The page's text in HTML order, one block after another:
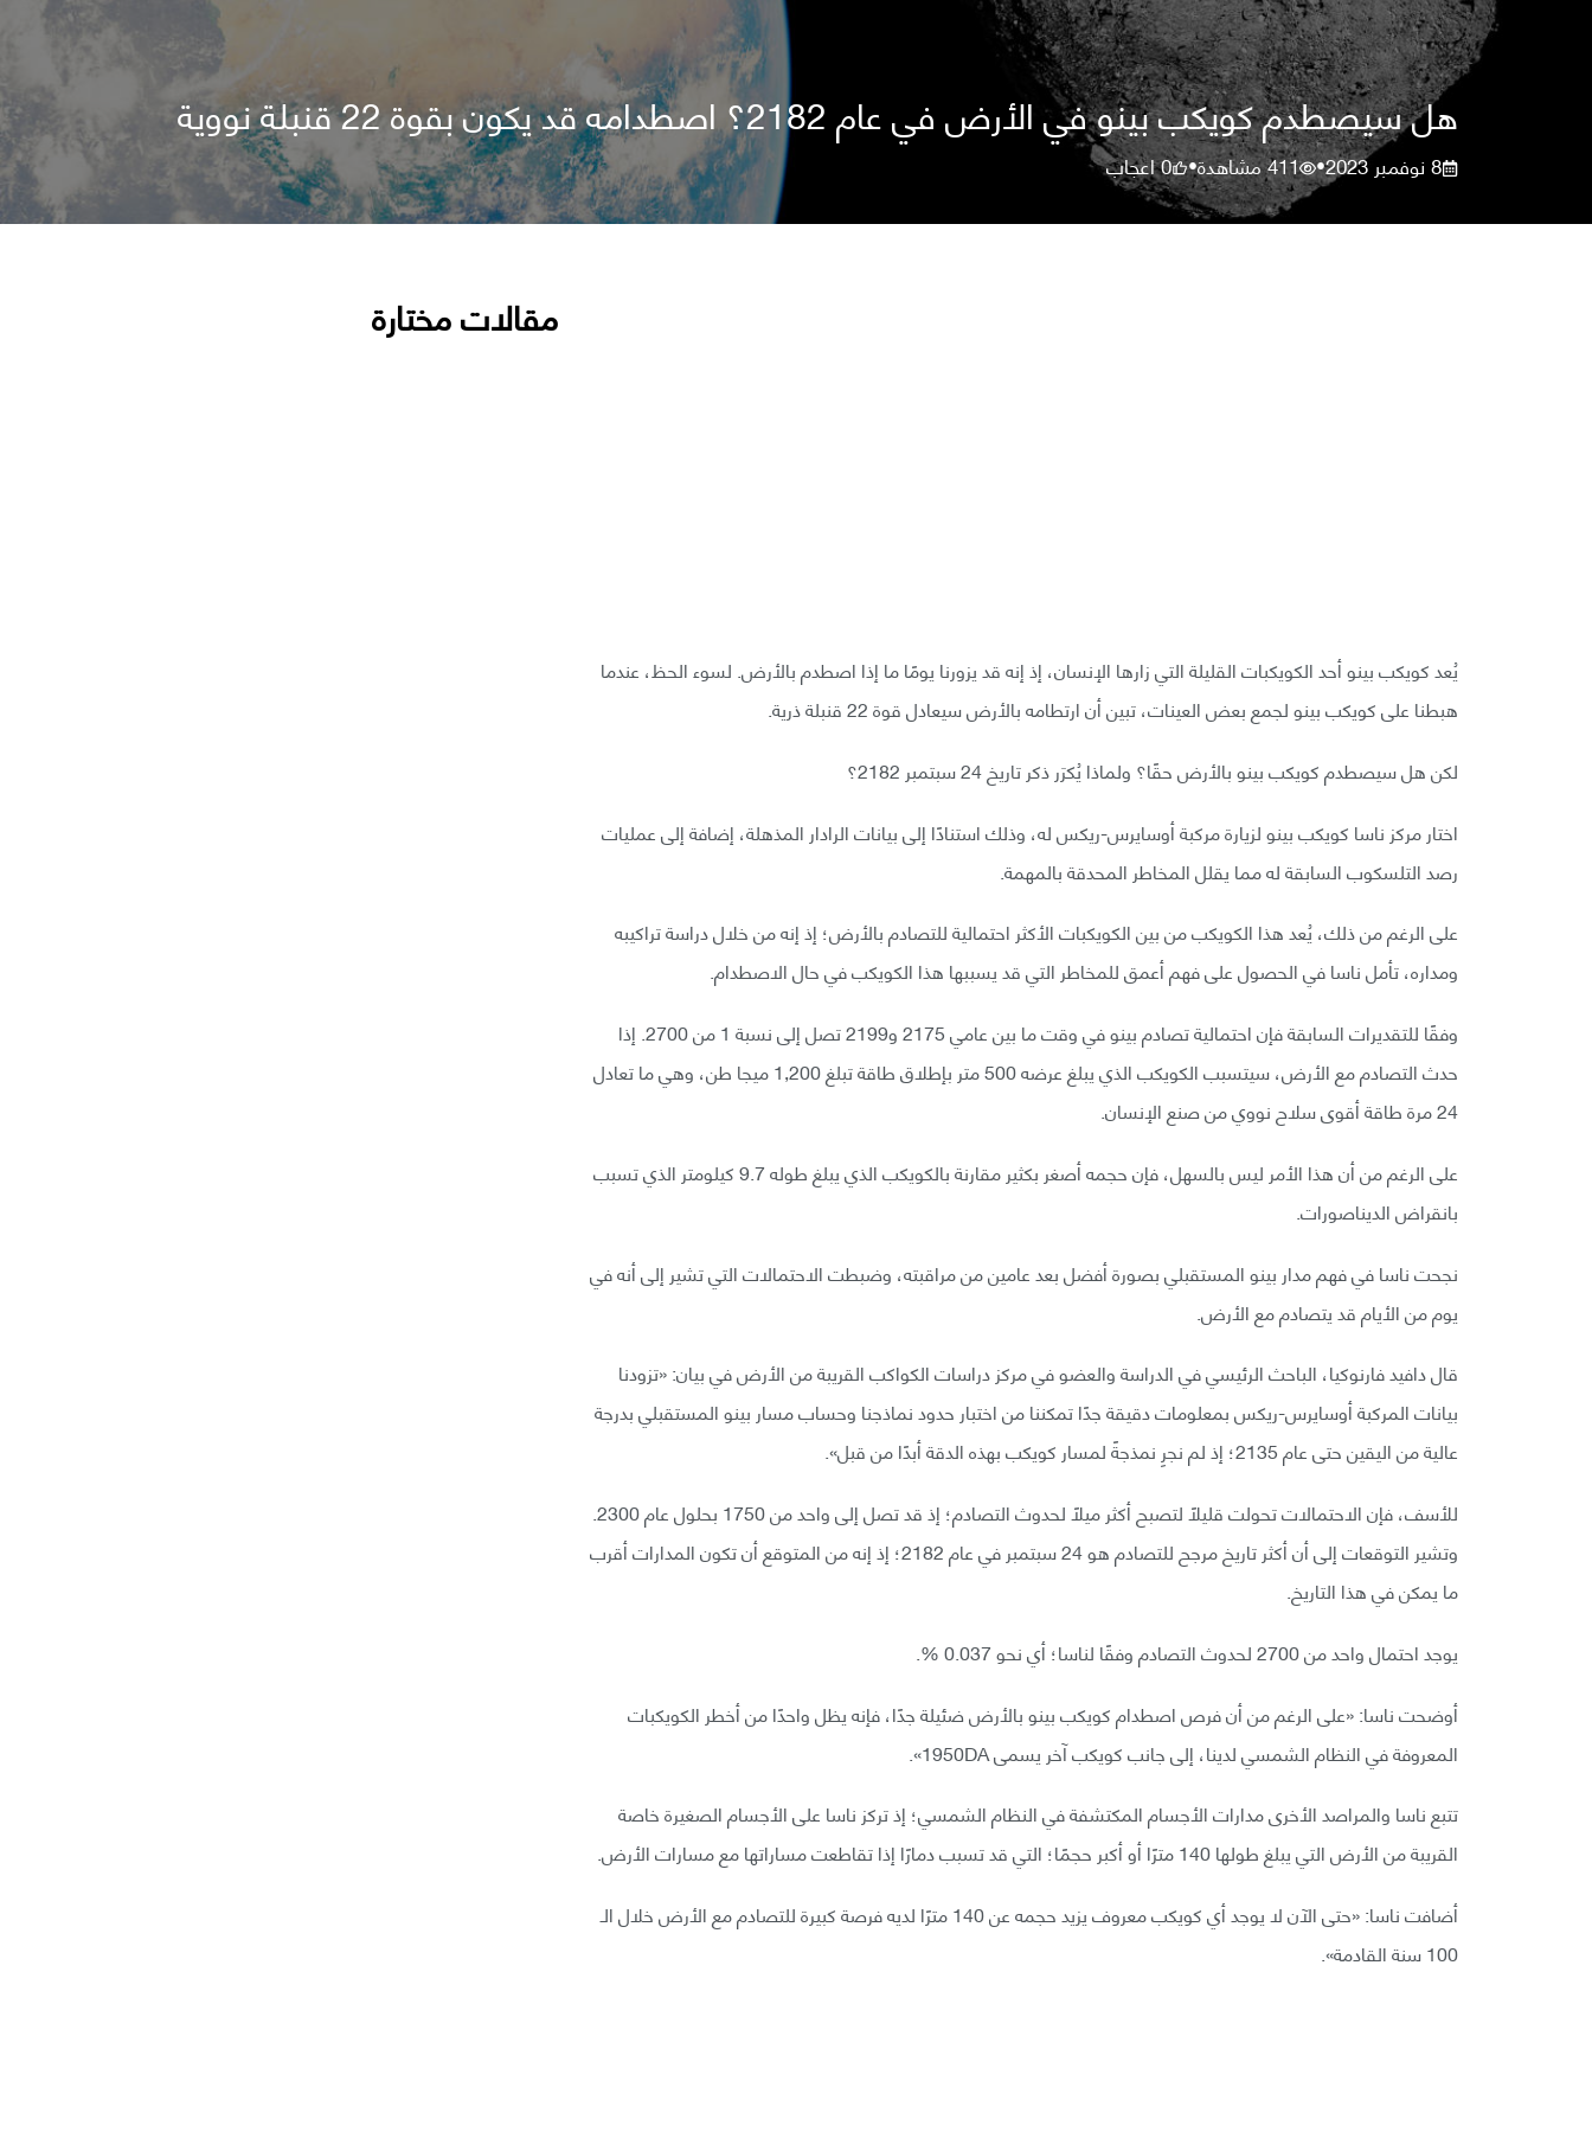
هل سيصطدم كويكب بينو في الأرض في عام 2182؟ اصطدامه قد يكون بقوة 22 قنبلة نووية
8 نوفمبر 2023 •
411مشاهدة•
0اعجاب
يُعد كويكب بينو أحد الكويكبات القليلة التي زارها الإنسان، إذ إنه قد يزورنا يومًا ما إذا اصطدم بالأرض. لسوء الحظ، عندما
هبطنا على كويكب بينو لجمع بعض العينات، تبين أن ارتطامه بالأرض سيعادل قوة 22 قنبلة ذرية.
لكن هل سيصطدم كويكب بينو بالأرض حقًا؟ ولماذا يُكرَر ذكر تاريخ 24 سبتمبر 2182؟
اختار مركز ناسا كويكب بينو لزيارة مركبة أوسايرس-ريكس له، وذلك استنادًا إلى بيانات الرادار المذهلة، إضافة إلى عمليات
رصد التلسكوب السابقة له مما يقلل المخاطر المحدقة بالمهمة.
على الرغم من ذلك، يُعد هذا الكويكب من بين الكويكبات الأكثر احتمالية للتصادم بالأرض؛ إذ إنه من خلال دراسة تراكيبه
ومداره، تأمل ناسا في الحصول على فهم أعمق للمخاطر التي قد يسببها هذا الكويكب في حال الاصطدام.
وفقًا للتقديرات السابقة فإن احتمالية تصادم بينو في وقت ما بين عامي 2175 و2199 تصل إلى نسبة 1 من 2700. إذا
حدث التصادم مع الأرض، سيتسبب الكويكب الذي يبلغ عرضه 500 متر بإطلاق طاقة تبلغ 1,200 ميجا طن، وهي ما تعادل
24 مرة طاقة أقوى سلاح نووي من صنع الإنسان.
على الرغم من أن هذا الأمر ليس بالسهل، فإن حجمه أصغر بكثير مقارنة بالكويكب الذي يبلغ طوله 9.7 كيلومتر الذي تسبب
بانقراض الديناصورات.
نجحت ناسا في فهم مدار بينو المستقبلي بصورة أفضل بعد عامين من مراقبته، وضبطت الاحتمالات التي تشير إلى أنه في
يوم من الأيام قد يتصادم مع الأرض.
قال دافيد فارنوكيا، الباحث الرئيسي في الدراسة والعضو في مركز دراسات الكواكب القريبة من الأرض في بيان: «تزودنا
بيانات المركبة أوسايرس-ريكس بمعلومات دقيقة جدًا تمكننا من اختبار حدود نماذجنا وحساب مسار بينو المستقبلي بدرجة
عالية من اليقين حتى عام 2135؛ إذ لم نجرِ نمذجةً لمسار كويكب بهذه الدقة أبدًا من قبل».
للأسف، فإن الاحتمالات تحولت قليلاً لتصبح أكثر ميلًا لحدوث التصادم؛ إذ قد تصل إلى واحد من 1750 بحلول عام 2300.
وتشير التوقعات إلى أن أكثر تاريخ مرجح للتصادم هو 24 سبتمبر في عام 2182؛ إذ إنه من المتوقع أن تكون المدارات أقرب
ما يمكن في هذا التاريخ.
يوجد احتمال واحد من 2700 لحدوث التصادم وفقًا لناسا؛ أي نحو 0.037 %.
أوضحت ناسا: «على الرغم من أن فرص اصطدام كويكب بينو بالأرض ضئيلة جدًا، فإنه يظل واحدًا من أخطر الكويكبات
المعروفة في النظام الشمسي لدينا، إلى جانب كويكب آخر يسمى 1950DA».
تتبع ناسا والمراصد الأخرى مدارات الأجسام المكتشفة في النظام الشمسي؛ إذ تركز ناسا على الأجسام الصغيرة خاصة
القريبة من الأرض التي يبلغ طولها 140 مترًا أو أكبر حجمًا؛ التي قد تسبب دمارًا إذا تقاطعت مساراتها مع مسارات الأرض.
أضافت ناسا: «حتى الآن لا يوجد أي كويكب معروف يزيد حجمه عن 140 مترًا لديه فرصة كبيرة للتصادم مع الأرض خلال الـ
100 سنة القادمة».
مقالات مختارة